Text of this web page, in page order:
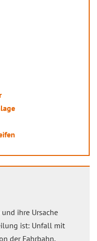
ihre Ursache
ist: Unfall mit
der Fahrbahn,